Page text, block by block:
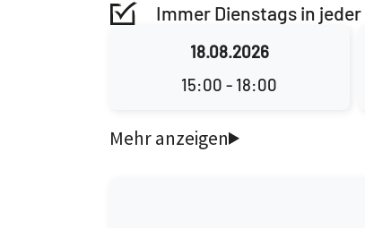
Immer Dienstags in jeder
Außerhalb der Ferien
18.08.2026
15:00 - 18:00